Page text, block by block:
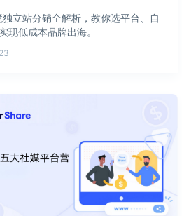
立站分销全解析，教你选平台、自
现低成本品牌出海。